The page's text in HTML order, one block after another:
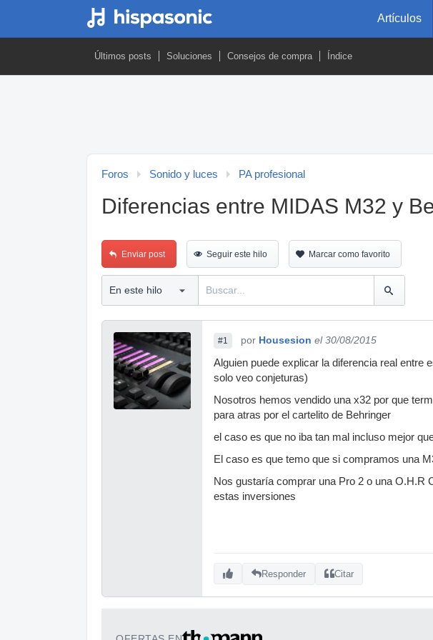
Artículos
Últimos posts Soluciones Consejos de compra Índice
Foros Sonido y luces PA profesional
Diferencias entre MIDAS M32 y
Enviar post Seguir este hilo Marcar como favorito
#1 por Housesion el 30/08/2015
Alguien puede explicar la diferencia real entre
solo veo conjeturas)
Nosotros hemos vendido una x32 por que
para atras por el cartelito de Behringer
el caso es que no iba tan mal incluso mejor
El caso es que temo que si compramos una
Nos gustaría comprar una Pro 2 o una O.H.R
estas inversiones
Responder Citar